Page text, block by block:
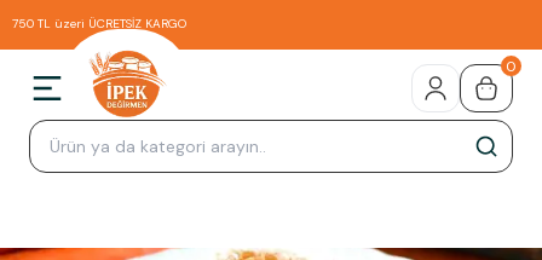
750 TL üzeri ÜCRETSİZ KARGO
0